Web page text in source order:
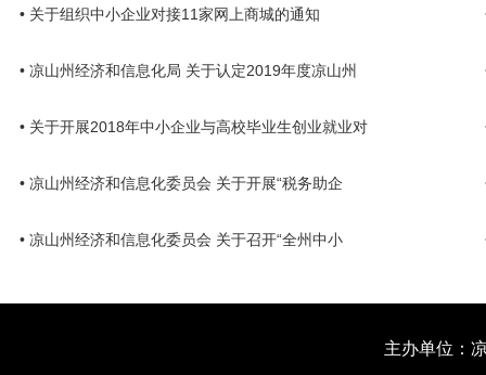
• 关于组织中小企业对接11家网上商城的通知
• 凉山州经济和信息化局 关于认定2019年度凉山州
• 关于开展2018年中小企业与高校毕业生创业就业对
• 凉山州经济和信息化委员会 关于开展“税务助企
• 凉山州经济和信息化委员会 关于召开“全州中小
主办单位：